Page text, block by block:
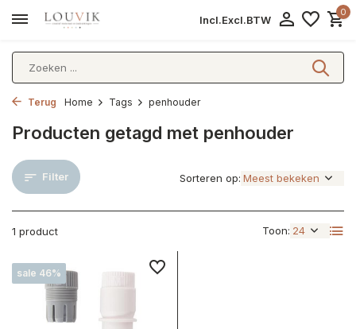
Incl.Excl.BTW
0
Terug Home Tags penhouder
Producten getagd met penhouder
Filter
1 product Toon:
Sorteren op:
sale 46%